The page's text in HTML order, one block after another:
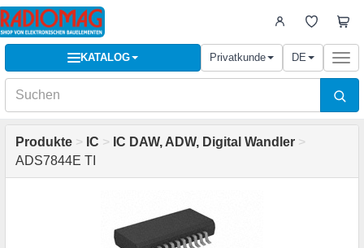
KATALOG Privatkunde DE
Produkte > IC > IC DAW, ADW, Digital Wandler >
ADS7844E TI